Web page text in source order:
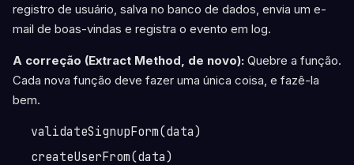
registro de usuário, salva no banco de dados, envia um e-
mail de boas-vindas e registra o evento em log.
A correção (Extract Method, de novo): Quebre a função.
Cada nova função deve fazer uma única coisa, e fazê-la
bem.
validateSignupForm(data)
createUserFrom(data)